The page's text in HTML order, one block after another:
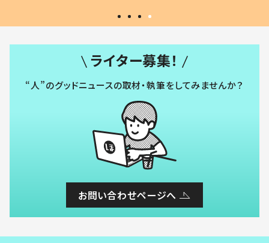
ライター募集！
“人”のグッドニュースの取材・執筆をしてみませんか？
お問い合わせページへ